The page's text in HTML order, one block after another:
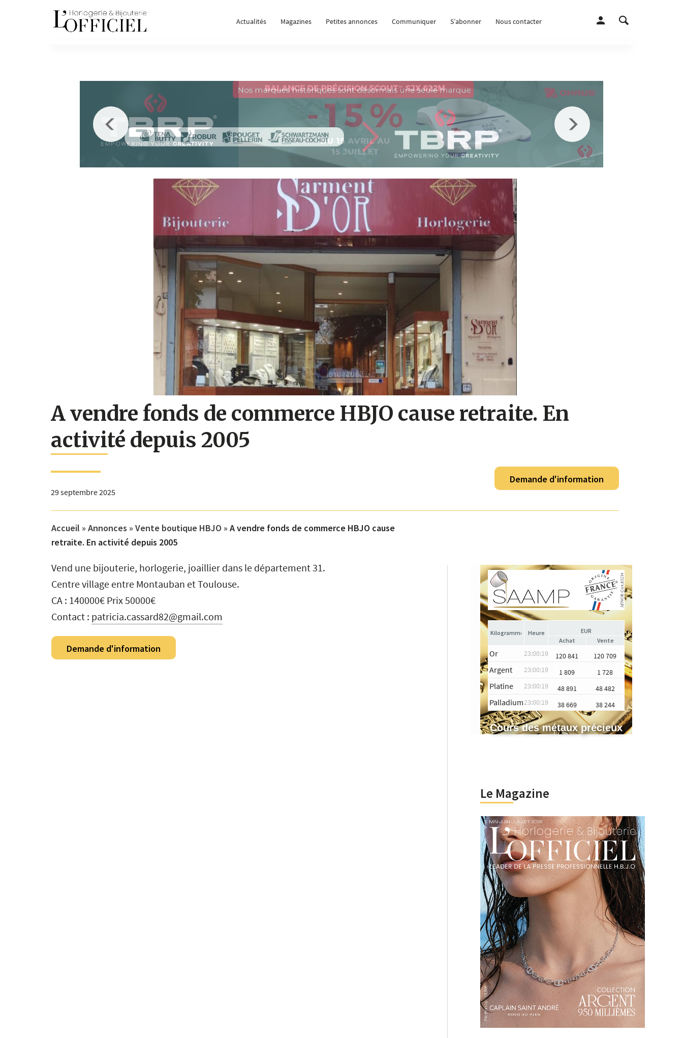
Actualités Magazines Petites annonces Communiquer S’abonner Nous contacter
A vendre fonds de commerce HBJO cause retraite. En
activité depuis 2005
Demande d'information
29 septembre 2025
Accueil » Annonces » Vente boutique HBJO » A vendre fonds de commerce HBJO cause
retraite. En activité depuis 2005
Vend une bijouterie, horlogerie, joaillier dans le département 31.
Centre village entre Montauban et Toulouse.
CA : 140000€ Prix 50000€
Contact : patricia.cassard82@gmail.com
Demande d'information
Heure
EUR
Achat
Vente
Or 23:00:19 120 841 120 709
Argent 23:00:19 1 809 1 728
Platine 23:00:19 48 891 48 482
Palladium23:00:19 38 669 38 244
Cours des métaux précieux
Le Magazine